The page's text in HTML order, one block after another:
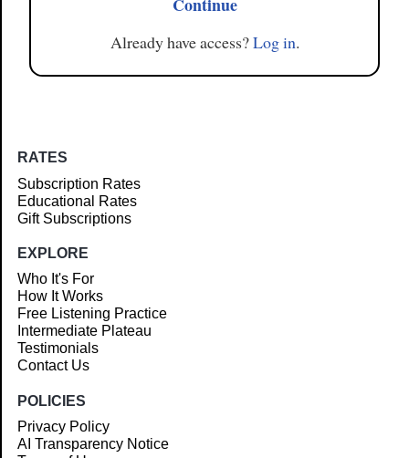
Already have access?Log in.
RATES
Subscription Rates
Educational Rates
Gift Subscriptions
EXPLORE
Who It's For
How It Works
Free Listening Practice
Intermediate Plateau
Testimonials
Contact Us
POLICIES
Privacy Policy
AI Transparency Notice